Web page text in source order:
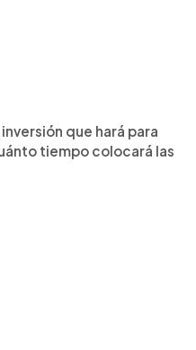
que hará para
tiempo colocará las